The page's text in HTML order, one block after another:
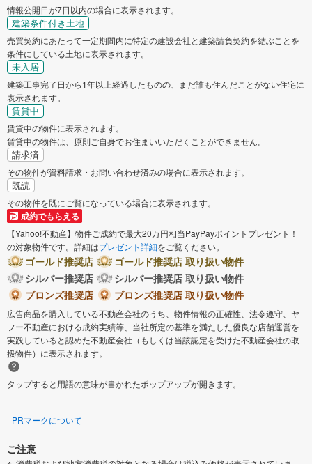
情報公開日が7日以内の場合に表示されます。
建築条件付き土地
売買契約にあたって一定期間内に特定の建設会社と建築請負契約を結ぶことを
条件にしている土地に表示されます。
未入居
建築工事完了日から1年以上経過したものの、まだ誰も住んだことがない住宅に
表示されます。
賃貸中
賃貸中の物件に表示されます。
賃貸中の物件は、原則ご自身でお住まいいただくことができません。
請求済
その物件が資料請求・お問い合わせ済みの場合に表示されます。
既読
その物件を既にご覧になっている場合に表示されます。
成約でもらえる
【Yahoo!不動産】物件ご成約で最大20万円相当PayPayポイントプレゼント！
の対象物件です。詳細はプレゼント詳細をご覧ください。
ゴールド推奨店
ゴールド推奨店 取り扱い物件
シルバー推奨店
シルバー推奨店 取り扱い物件
ブロンズ推奨店
ブロンズ推奨店 取り扱い物件
広告商品を購入している不動産会社のうち、物件情報の正確性、法令遵守、ヤ
フー不動産における成約実績等、当社所定の基準を満たした優良な店舗運営を
実践していると認めた不動産会社（もしくは当該認定を受けた不動産会社の取
扱物件）に表示されます。
タップすると用語の意味が書かれたポップアップが開きます。
PRマークについて
ご注意